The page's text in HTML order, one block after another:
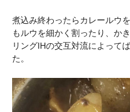
煮込み終わったらカレールウ
もルウを細かく割ったり、か
リングIHの交互対流によって
た。